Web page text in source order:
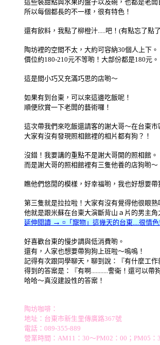
這些裝甜點與水果的盤子以及碗，也都是老闆
所以每個都長的不一樣，很有特色！
還有飲料，我點了柳橙汁.....吧！(有點忘了點了
陶坊裡的空間不太，大約可容納30個人上下。
價位約180-210元不等喲！大部份都是180元。
這是間小巧又充滿巧思的店喲～
如果有到台東，可以來這邊吃飯呢！
順便欣賞一下老闆的藝術囉！
這次帶我們來吃飯還請客的謝大哥～在台東市
大家有沒有發現照相館裡的相片都有狗？！
沒錯！我要講的重點不是謝大哥開的照相館。
而是謝大哥的照相館裡有三隻他養的店狗喲～
瞧他們悠閒的模樣，好幸福喲，我也好想要帶
第三隻就是拉拉啦！大家有沒有覺得他很眼熟
他就是跟米蘇在台東大演斷背山ａ片的男主角
延伸閱讀 → ¤「寵物」這幾天的台東....很情
好喜歡台東的慢步調與低消費喲。
還有，人家也想要帶狗狗上班啦～嗚嗚！
記得有次跟同學聊天，聊到說：『有什麼工作就
得到的答案是：『有啊...........警衛！還可以帶狗
哈哈～真沒建設性的答案！
陶坊咖啡：
地址：台東市新生里傳廣路367號
電話：089-355-889
營業時間：AM11：30～PM02：00；PM05：30